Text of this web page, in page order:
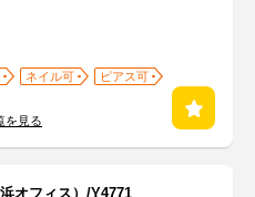
ネイル可
ピアス可
を見る
オフィス）/Y4771